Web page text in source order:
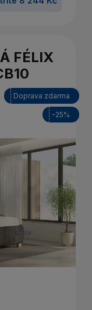
FÉLIX
-25%
Doprava zdarma